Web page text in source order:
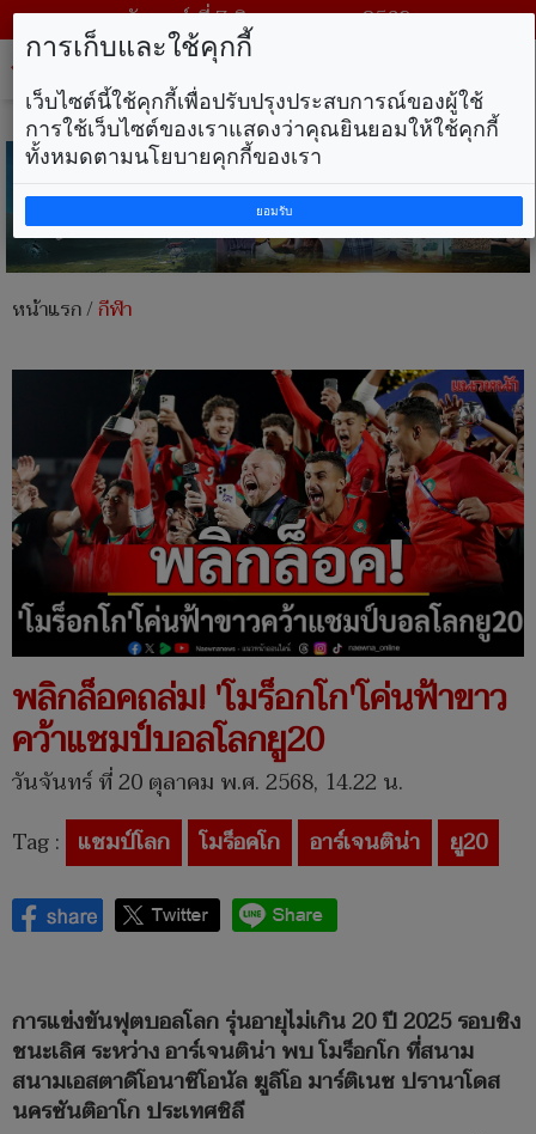
วันศุกร์ ที่ 7 สิงหาคม พ.ศ. 2569
หน้าแรก/กีฬา
พลิกล็อคถล่ม! 'โมร็อกโก'โค่นฟ้าขาว
คว้าแชมป์บอลโลกยู20
วันจันทร์ ที่ 20 ตุลาคม พ.ศ. 2568, 14.22 น.
Tag : แชมป์โลก โมร็อคโก อาร์เจนติน่า ยู20
การแข่งขันฟุตบอลโลก รุ่นอายุไม่เกิน 20 ปี 2025 รอบชิง
ชนะเลิศ ระหว่าง อาร์เจนติน่า พบ โมร็อกโก ที่สนาม
สนามเอสตาดิโอนาซิโอนัล ฆูลิโอ มาร์ติเนซ ปรานาโดส
นครซันติอาโก ประเทศชิลี
การเก็บและใช้คุกกี้
เว็บไซต์นี้ใช้คุกกี้เพื่อปรับปรุงประสบการณ์ของผู้ใช้
การใช้เว็บไซต์ของเราแสดงว่าคุณยินยอมให้ใช้คุกกี้
ทั้งหมดตามนโยบายคุกกี้ของเรา
ยอมรับ